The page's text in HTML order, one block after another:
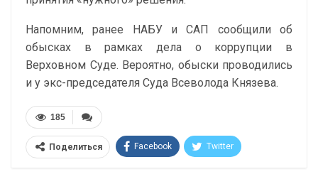
Напомним, ранее НАБУ и САП сообщили об
обысках в рамках дела о коррупции в
Верховном Суде. Вероятно, обыски проводились
и у экс-председателя Суда Всеволода Князева.
185
Поделиться Facebook Twitter